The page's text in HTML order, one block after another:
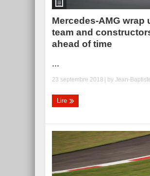
Mercedes-AMG wrap
team and
ahead of time
...
23 septembre 2018 | by Jean-
Lire